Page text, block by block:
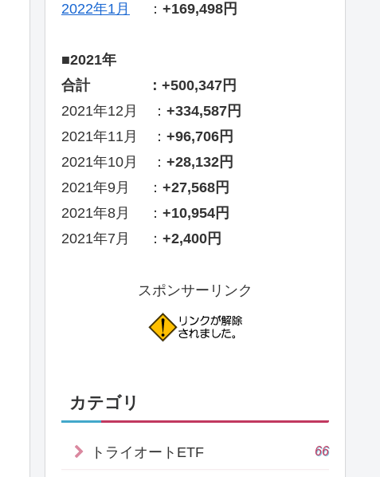
2022年1月
： +169,498円
■2021年
合計 ：+500,347円
2021年12月 ： +334,587円
2021年11月 ： +96,706円
2021年10月 ： +28,132円
2021年9月 ： +27,568円
2021年8月 ： +10,954円
2021年7月 ： +2,400円
スポンサーリンク
カテゴリ
トライオートETF 66